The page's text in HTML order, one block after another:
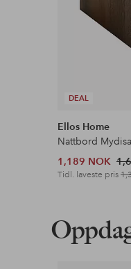
DEAL
Ellos Home
Nattbord Mydisa
1,189 NOK
Tidl. laveste pris